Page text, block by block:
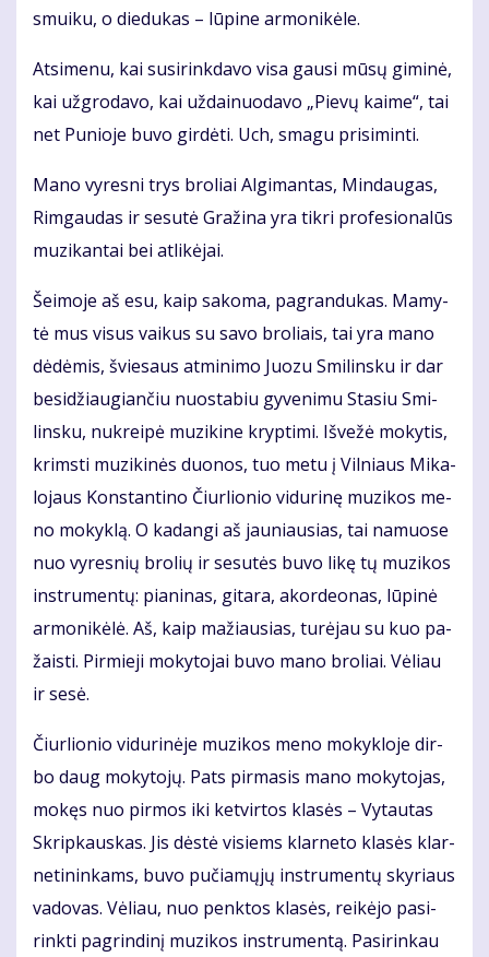
smui­ku, o die­du­kas – lū­pi­ne ar­mo­ni­kė­le.
At­si­me­nu, kai su­si­rink­da­vo vi­sa gau­si mū­sų gi­mi­nė,
kai už­gro­da­vo, kai už­dai­nuo­da­vo „Pie­vų kai­me“, tai
net Pu­nio­je bu­vo gir­dė­ti. Uch, sma­gu pri­si­min­ti.
Ma­no vy­res­ni trys bro­liai Al­gi­man­tas, Min­dau­gas,
Rim­gau­das ir se­su­tė Gra­ži­na yra tik­ri pro­fe­sio­na­lūs
mu­zi­kan­tai bei at­li­kė­jai.
Šei­mo­je aš esu, kaip sa­ko­ma, pa­gran­du­kas. Ma­my­
tė mus vi­sus vai­kus su sa­vo bro­liais, tai yra ma­no
dė­dė­mis, švie­saus at­mi­ni­mo Juo­zu Smi­lins­ku ir dar
be­si­džiau­gian­čiu nuo­sta­biu gy­ve­ni­mu Sta­siu Smi­
lins­ku, nu­krei­pė mu­zi­ki­ne kryp­ti­mi. Iš­ve­žė mo­ky­tis,
krims­ti mu­zi­ki­nės duo­nos, tuo me­tu į Vil­niaus Mi­ka­
lo­jaus Kon­stan­ti­no Čiur­lio­nio vi­du­ri­nę mu­zi­kos me­
no mo­kyk­lą. O ka­dan­gi aš jau­niau­sias, tai na­muo­se
nuo vy­res­nių bro­lių ir se­su­tės bu­vo li­kę tų mu­zi­kos
in­stru­men­tų: pia­ni­nas, gi­ta­ra, akor­de­o­nas, lū­pi­nė
ar­mo­ni­kė­lė. Aš, kaip ma­žiau­sias, tu­rė­jau su kuo pa­
žais­ti. Pir­mie­ji mo­ky­to­jai bu­vo ma­no bro­liai. Vė­liau
ir se­sė.
Čiur­lio­nio vi­du­ri­nė­je mu­zi­kos me­no mo­kyk­lo­je dir­
bo daug mo­ky­to­jų. Pats pir­ma­sis ma­no mo­ky­to­jas,
mo­kęs nuo pir­mos iki ket­vir­tos kla­sės – Vy­tau­tas
Skrip­kaus­kas. Jis dės­tė vi­siems klar­ne­to kla­sės klar­
ne­ti­nin­kams, bu­vo pu­čia­mų­jų in­stru­men­tų sky­riaus
va­do­vas. Vė­liau, nuo penk­tos kla­sės, rei­kė­jo pa­si­
rink­ti pa­grin­di­nį mu­zi­kos in­stru­men­tą. Pa­si­rin­kau